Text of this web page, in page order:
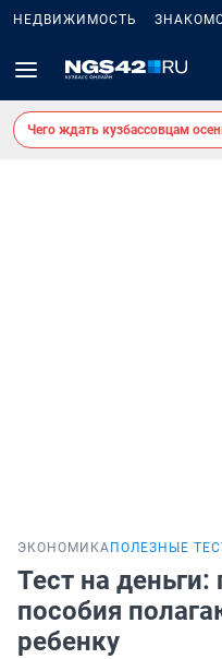
НЕДВИЖИМОСТЬ
Чего ждать кузбассовцам
ЭКОНОМИКА ПОЛЕЗНЫЕ
Тест на деньги:
пособия
ребенку